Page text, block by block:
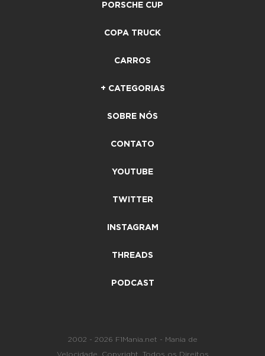
PORSCHE CUP
COPA TRUCK
CARROS
+ CATEGORIAS
SOBRE NÓS
CONTATO
YOUTUBE
TWITTER
INSTAGRAM
THREADS
PODCAST
2002 - 2026 F1Mania.net - Mania de
Velocidade. Copyright. Todos os Direitos